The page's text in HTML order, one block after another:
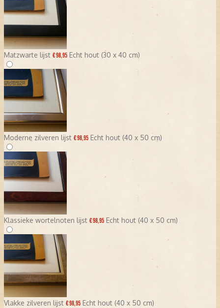
Matzwarte lijst € 98,95 Echt hout (30 x 40 cm)
Moderne zilveren lijst € 98,95 Echt hout (40 x 50 cm)
Klassieke wortelnoten lijst € 98,95 Echt hout (40 x 50 cm)
Vlakke zilveren lijst € 98,95 Echt hout (40 x 50 cm)